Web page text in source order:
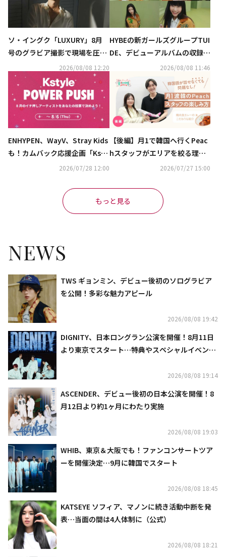
ソ・イングク「LUXURY」8月
号のグラビア撮影で現場を圧
倒…大人の男性の魅力を見せつ
ける
2026/08/08 12:20
HYBEの新ガールズグループTUI
DE、デビューアルバムの収録曲
「GRLS」音源とパフォーマン
ス公開！
2026/08/08 11:46
ENHYPEN、WayV、Stray Kids
も！カムバック応援企画「Ksty
le POWER PUSH」8月投票スタ
2026/07/28 12:00
【後編】月1で韓国へ行くPeac
hスタッフがエリアを絞る理由
「Peachはカレー屋だっ
れたこだわり
2026/07/27 15:00
もっと見る
NEWS
TWS ギョンミン、デビュー後初のソログラビア
を公開！多彩な魅力アピール
2026/08/08 19:42
DIGNITY、日本ロングラン公演を開催！8月11日
より東京でスタート…特典やスペシャルイベント
2026/08/08 19:14
ASCENDER、デビュー後初の日本公演を開催！8
月12日より約1ヶ月にわたり実施
2026/08/08 19:03
WHIB、東京＆大阪でも！ファンコンサートツア
ーを開催決定…9月に韓国でスタート
2026/08/08 18:45
KATSEYE ソフィア、マノンに続き活動中断を発
表…当面の間は4人体制に（公式）
2026/08/08 18:21